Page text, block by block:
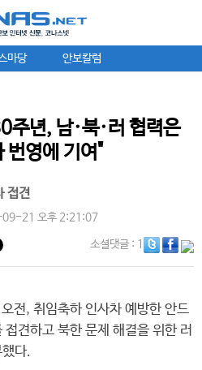
마당 안보칼럼
주년, 남·북·러 협력은
번영에 기여"
접견
09-21 오후 2:21:07
소셜댓글: 1
전, 취임축하 인사차 예방한 안드
견하고 북한 문제 해결을 위한 러
다.